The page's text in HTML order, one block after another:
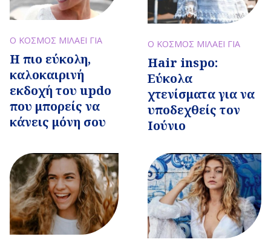
Ο ΚΟΣΜΟΣ ΜΙΛΑΕΙ ΓΙΑ
Η πιο εύκολη,
καλοκαιρινή
εκδοχή του updo
που μπορείς να
κάνεις μόνη σου
Ο ΚΟΣΜΟΣ ΜΙΛΑΕΙ ΓΙΑ
Hair inspo:
Εύκολα
χτενίσματα για να
υποδεχθείς τον
Ιούνιο